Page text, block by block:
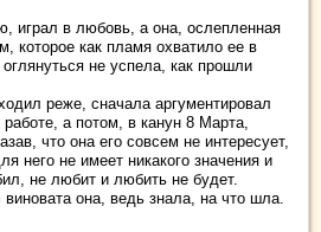
играл в любовь, а она, ослепленная
которое как пламя охватило ее в
не успела, как прошли
реже, сначала аргументировал
а потом, в канун 8 Марта,
что она его совсем не интересует,
него не имеет никакого значения и
не любит и любить не будет.
она, ведь знала, на что шла.